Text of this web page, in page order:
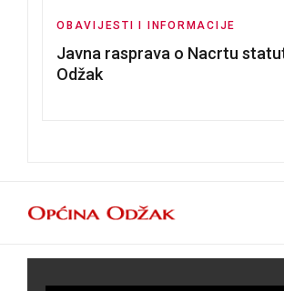
OBAVIJESTI I INFORMACIJE
Javna rasprava o Nacrtu
Odžak